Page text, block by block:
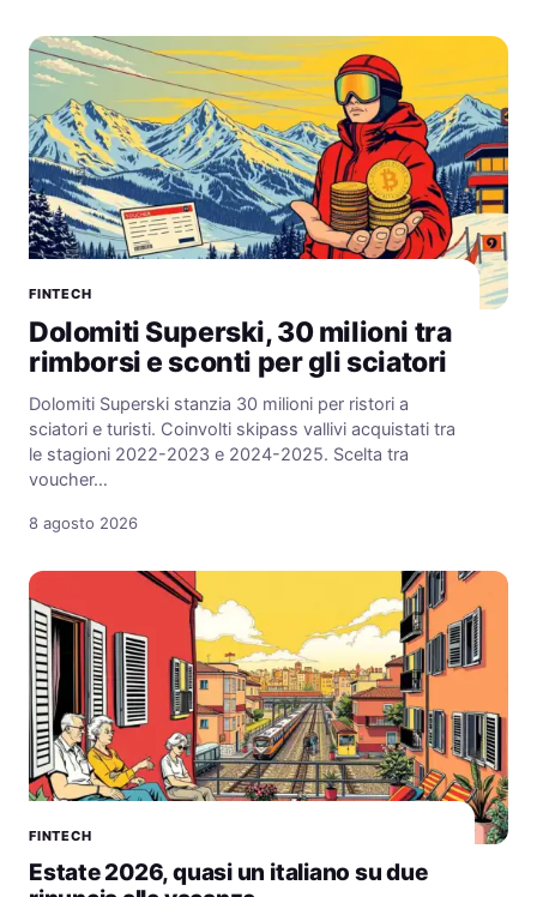
FINTECH
Dolomiti Superski, 30 milioni tra
rimborsi e sconti per gli sciatori
Dolomiti Superski stanzia 30 milioni per ristori a
sciatori e turisti. Coinvolti skipass vallivi acquistati tra
le stagioni 2022-2023 e 2024-2025. Scelta tra
voucher…
8 agosto 2026
FINTECH
Estate 2026, quasi un italiano su due